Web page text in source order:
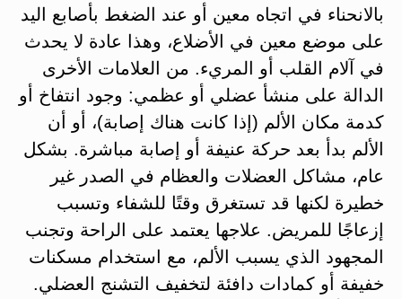
بالانحناء في اتجاه معين أو عند الضغط بأصابع اليد
على موضع معين في الأضلاع، وهذا عادة لا يحدث
في آلام القلب أو المريء. من العلامات الأخرى
الدالة على منشأ عضلي أو عظمي: وجود انتفاخ أو
كدمة مكان الألم (إذا كانت هناك إصابة)، أو أن
الألم بدأ بعد حركة عنيفة أو إصابة مباشرة. بشكل
عام، مشاكل العضلات والعظام في الصدر غير
خطيرة لكنها قد تستغرق وقتًا للشفاء وتسبب
إزعاجًا للمريض. علاجها يعتمد على الراحة وتجنب
المجهود الذي يسبب الألم، مع استخدام مسكنات
خفيفة أو كمادات دافئة لتخفيف التشنج العضلي.